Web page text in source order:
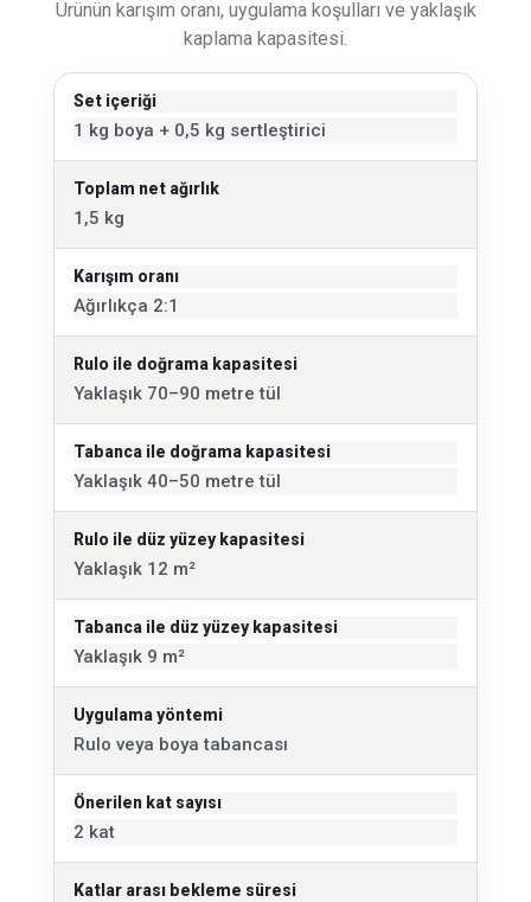
Ürünün karışım oranı, uygulama koşulları ve yaklaşık
kaplama kapasitesi.
Set içeriği
1 kg boya + 0,5 kg sertleştirici
Toplam net ağırlık
1,5 kg
Karışım oranı
Ağırlıkça 2:1
Rulo ile doğrama kapasitesi
Yaklaşık 70–90 metre tül
Tabanca ile doğrama kapasitesi
Yaklaşık 40–50 metre tül
Rulo ile düz yüzey kapasitesi
Yaklaşık 12 m²
Tabanca ile düz yüzey kapasitesi
Yaklaşık 9 m²
Uygulama yöntemi
Rulo veya boya tabancası
Önerilen kat sayısı
2 kat
Katlar arası bekleme süresi